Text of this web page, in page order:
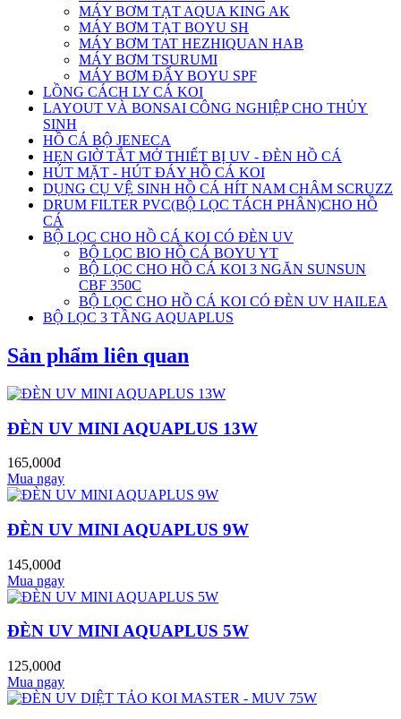
MÁY BƠM TẠT AQUA KING AK
MÁY BƠM TẠT BOYU SH
MÁY BƠM TAT HEZHIQUAN HAB
MÁY BƠM TSURUMI
MÁY BƠM ĐẨY BOYU SPF
LỒNG CÁCH LY CÁ KOI
LAYOUT VÀ BONSAI CÔNG NGHIỆP CHO THỦY
SINH
HỒ CÁ BỘ JENECA
HẸN GIỜ TẮT MỞ THIẾT BỊ UV - ĐÈN HỒ CÁ
HÚT MẶT - HÚT ĐÁY HỒ CÁ KOI
DỤNG CỤ VỆ SINH HỒ CÁ HÍT NAM CHÂM SCRUZZ
DRUM FILTER PVC(BỘ LỌC TÁCH PHÂN)CHO HỒ
CÁ
BỘ LỌC CHO HỒ CÁ KOI CÓ ĐÈN UV
BỘ LỌC BIO HỒ CÁ BOYU YT
BỘ LỌC CHO HỒ CÁ KOI 3 NGĂN SUNSUN
CBF 350C
BỘ LỌC CHO HỒ CÁ KOI CÓ ĐÈN UV HAILEA
BỘ LỌC 3 TẦNG AQUAPLUS
Sản phẩm liên quan
ĐÈN UV MINI AQUAPLUS 13W
165,000đ
Mua ngay
ĐÈN UV MINI AQUAPLUS 9W
145,000đ
Mua ngay
ĐÈN UV MINI AQUAPLUS 5W
125,000đ
Mua ngay